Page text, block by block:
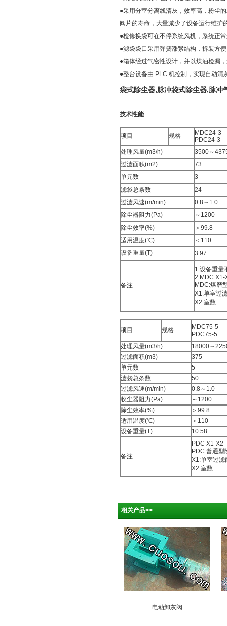
●采用分室分离线清灰，效率高，粉尘
阀片的寿命，大量减少了设备运行
●检修换袋可在不停系统风机，系统
●滤袋袋口采用弹簧涨紧结构，拆装
●箱体经过气密性设计，并以煤油检
●整台设备由 PLC 机控制，实现自动
袋式除尘器,脉冲袋式除尘器,脉冲
技术性能
项目 规格
MDC24-3
PDC24-3
处理风量(m3/h)
3500～
过滤面积(m2)
73
单元数
3
滤袋总条数
24
过滤风速(m/min)
0.8～1.0
除尘器阻力(Pa)
～1200
除尘效率(%)
＞99.8
适用温度(℃)
＜110
设备重量(T)
3.97
备注
1.设备重量
2.MDC X1-
MDC:煤磨
X1:单室过
X2:室数
项目 规格
MDC75-5
PDC75-5
处理风量(m3/h)
18000～
过滤面积(m3)
375
单元数
5
滤袋总条数
50
过滤风速(m/min)
0.8～1.0
收尘器阻力(Pa)
～1200
除尘效率(%)
＞99.8
适用温度(℃)
＜110
设备重量(T)
10.58
备注
PDC X1-X2
PDC:普通型
X1:单室过滤
X2:室数
相关产品>>
电动卸灰阀